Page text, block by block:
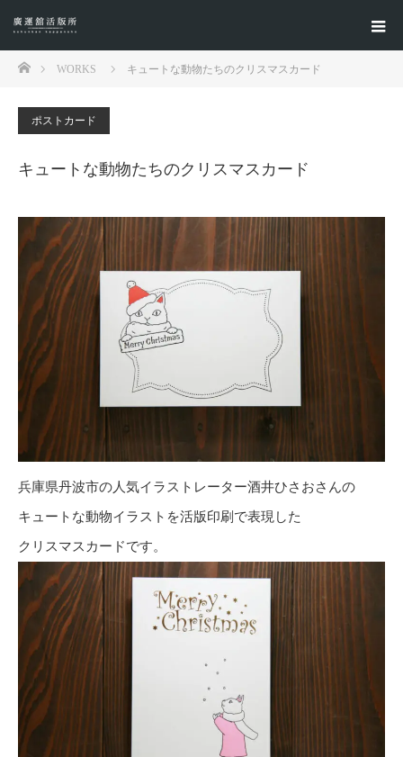
ホームWORKS キュートな動物たちのクリスマスカード
ポストカード
キュートな動物たちのクリスマスカード
兵庫県丹波市の人気イラストレーター酒井ひさおさんの
キュートな動物イラストを活版印刷で表現した
クリスマスカードです。